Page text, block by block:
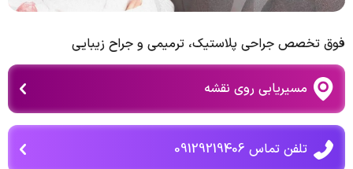
فوق تخصص جراحی پلاستیک، ترمیمی و جراح زیبایی
مسیریابی روی نقشه
تلفن تماس 09129219406